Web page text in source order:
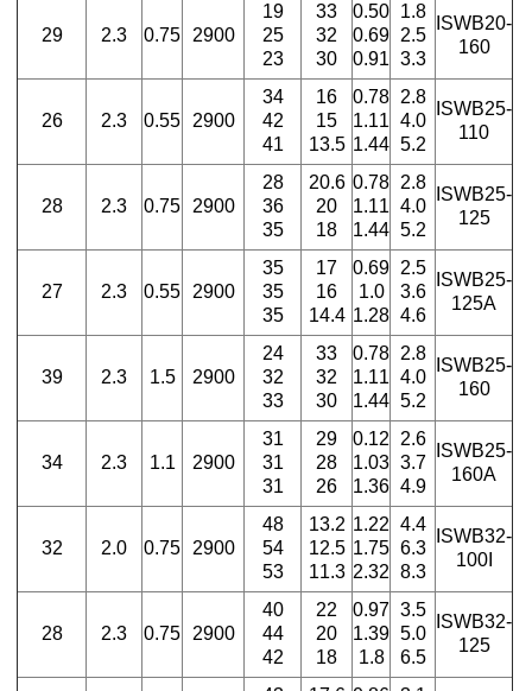
ISWB20-
160
1.8
2.5
3.3
0.50
0.69
0.91
33
32
30
19
25
23
2900
0.75
2.3
29
ISWB25-
110
2.8
4.0
5.2
0.78
1.11
1.44
16
15
13.5
34
42
41
2900
0.55
2.3
26
ISWB25-
125
2.8
4.0
5.2
0.78
1.11
1.44
20.6
20
18
28
36
35
2900
0.75
2.3
28
ISWB25-
125A
2.5
3.6
4.6
0.69
1.0
1.28
17
16
14.4
35
35
35
2900
0.55
2.3
27
ISWB25-
160
2.8
4.0
5.2
0.78
1.11
1.44
33
32
30
24
32
33
2900
1.5
2.3
39
ISWB25-
160A
2.6
3.7
4.9
0.12
1.03
1.36
29
28
26
31
31
31
2900
1.1
2.3
34
ISWB32-
100I
4.4
6.3
8.3
1.22
1.75
2.32
13.2
12.5
11.3
48
54
53
2900
0.75
2.0
32
ISWB32-
125
3.5
5.0
6.5
0.97
1.39
1.8
22
20
18
40
44
42
2900
0.75
2.3
28